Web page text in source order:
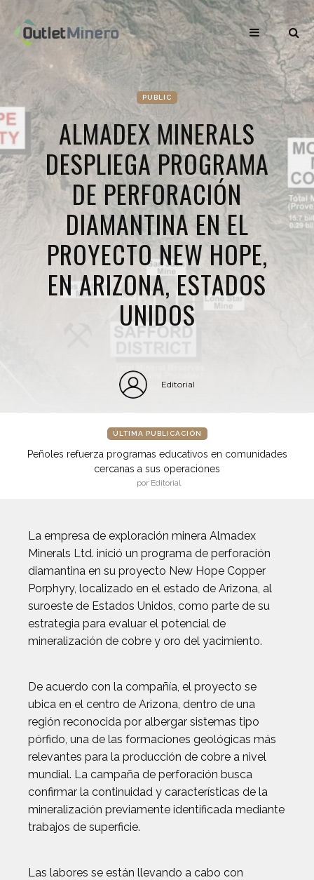
PUBLIC
ALMADEX MINERALS
DESPLIEGA PROGRAMA
DE PERFORACIÓN
DIAMANTINA EN EL
PROYECTO NEW HOPE,
EN ARIZONA, ESTADOS
UNIDOS
Editorial
ÚLTIMA PUBLICACIÓN
Peñoles refuerza programas educativos en comunidades
cercanas a sus operaciones
por Editorial
La empresa de exploración minera Almadex
Minerals Ltd. inició un programa de perforación
diamantina en su proyecto New Hope Copper
Porphyry, localizado en el estado de Arizona, al
suroeste de Estados Unidos, como parte de su
estrategia para evaluar el potencial de
mineralización de cobre y oro del yacimiento.
De acuerdo con la compañía, el proyecto se
ubica en el centro de Arizona, dentro de una
región reconocida por albergar sistemas tipo
pórfido, una de las formaciones geológicas más
relevantes para la producción de cobre a nivel
mundial. La campaña de perforación busca
confirmar la continuidad y características de la
mineralización previamente identificada mediante
trabajos de superficie.
Las labores se están llevando a cabo con